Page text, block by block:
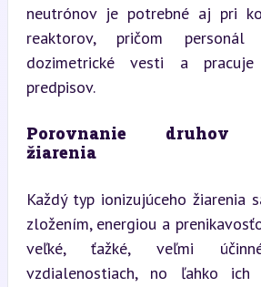
neutrónov je potrebné aj pri
reaktorov, pričom personál
dozimetrické vesti a
predpisov.
Porovnanie druhov
žiarenia
Každý typ ionizujúceho žiarenia
zložením, energiou a
veľké, ťažké, veľmi
vzdialenostiach, no ľahko ich